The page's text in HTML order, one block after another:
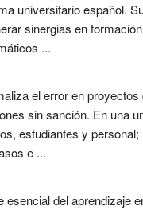
universitario español.
sinergias en
...
el error en
sin sanción. En una
estudiantes y
e ...
del aprendizaje